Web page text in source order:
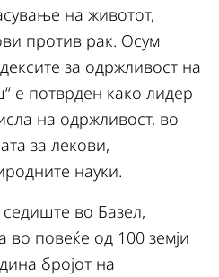
на животот,
против рак. Осум
за одржливост на
е потврден како лидер
на одржливост, во
за лекови,
науки.
седиште во Базел,
во повеќе од 100 земји
бројот на